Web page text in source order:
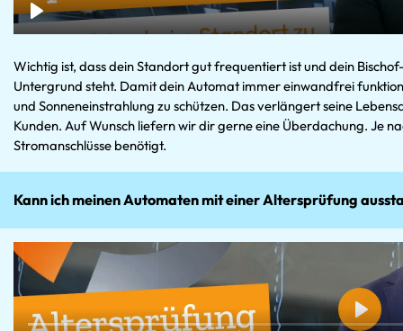
Wichtig ist, dass dein Standort gut frequentiert ist und dein
Untergrund steht. Damit dein Automat immer einwandfrei
und Sonneneinstrahlung zu schützen. Das verlängert seine
Kunden. Auf Wunsch liefern wir dir gerne eine Überdachung. Je
Stromanschlüsse benötigt.
Kann ich meinen Automaten mit einer Altersprüfung